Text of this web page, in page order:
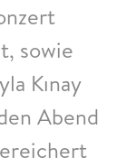
sowie
Kınay
Abend